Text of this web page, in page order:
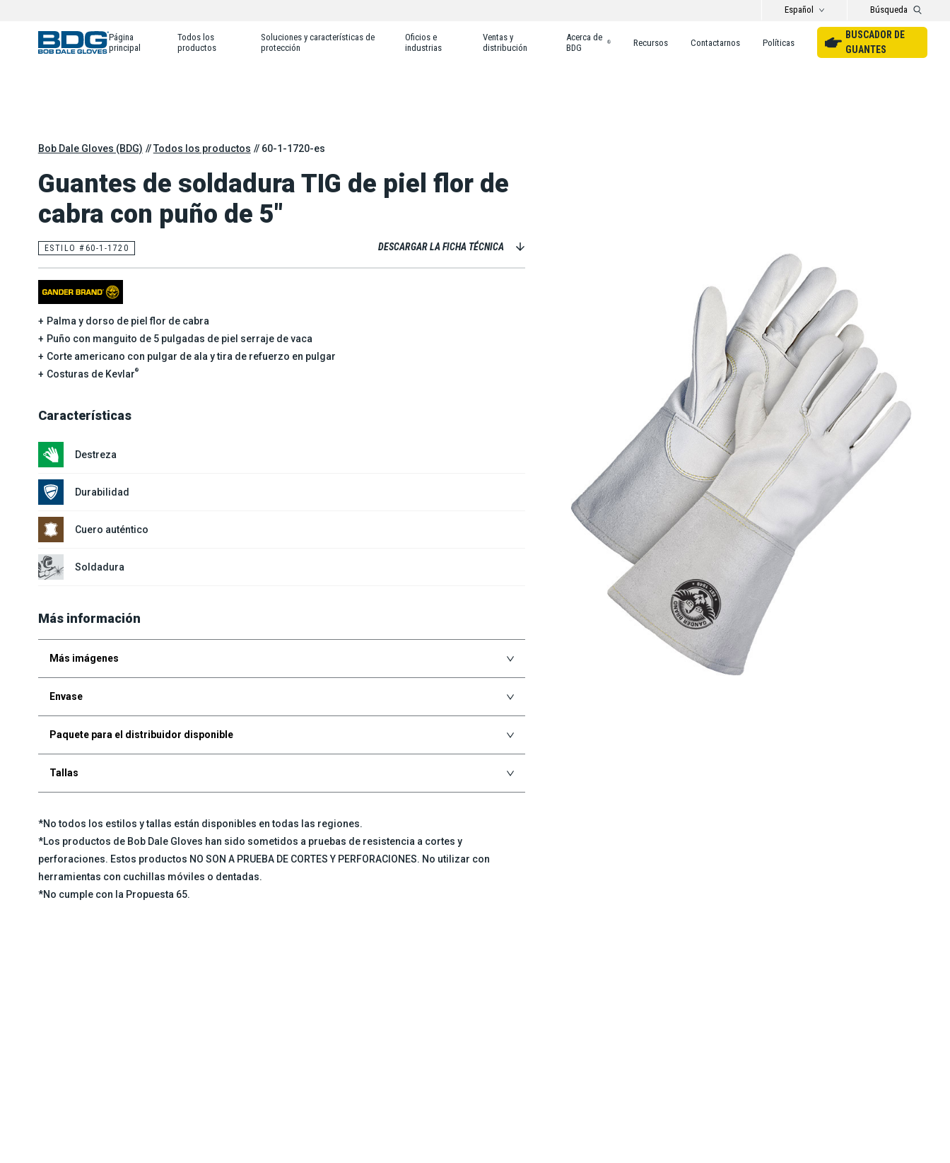
Español Búsqueda
Página
principal
BUSCADOR DE
GUANTES
Todos los
productos
Soluciones y características de
protección
Oficios e
industrias
Ventas y
distribución
Acerca de
BDG
® Recursos Contactarnos Políticas
Bob Dale Gloves (BDG) Todos los productos 60-1-1720-es
Guantes de soldadura TIG de piel flor de
cabra con puño de 5"
ESTILO #60-1-1720 DESCARGAR LA FICHA TÉCNICA
Palma y dorso de piel flor de cabra
Puño con manguito de 5 pulgadas de piel serraje de vaca
Corte americano con pulgar de ala y tira de refuerzo en pulgar
Costuras de Kevlar®
Características
Destreza
Durabilidad
Cuero auténtico
Soldadura
Más información
Más imágenes
Envase
Paquete para el distribuidor disponible
Tallas
*No todos los estilos y tallas están disponibles en todas las regiones.
*Los productos de Bob Dale Gloves han sido sometidos a pruebas de resistencia a cortes y
perforaciones. Estos productos NO SON A PRUEBA DE CORTES Y PERFORACIONES. No utilizar con
herramientas con cuchillas móviles o dentadas.
*No cumple con la Propuesta 65.